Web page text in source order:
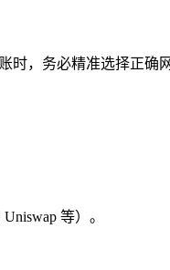
，务必精准选择正确
等）。